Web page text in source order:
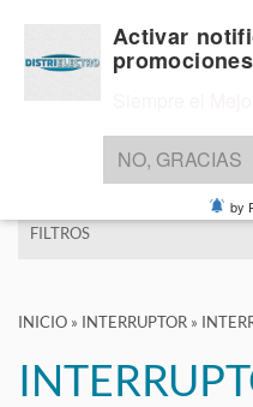
FILTROS
INICIO » INTERRUPTOR »
Activar
NO, GRACIAS
by